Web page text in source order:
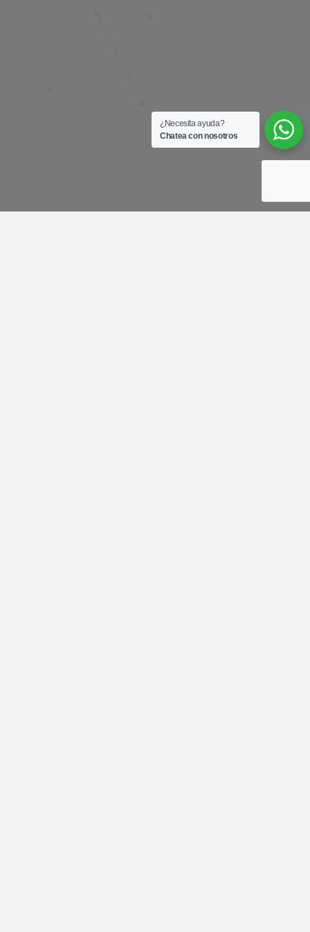
¿Necesita ayuda?
Chatea con nosotros